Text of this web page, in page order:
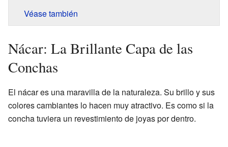
Véase también
Nácar: La Brillante Capa de las
Conchas
El nácar es una maravilla de la naturaleza. Su brillo y sus
colores cambiantes lo hacen muy atractivo. Es como si la
concha tuviera un revestimiento de joyas por dentro.